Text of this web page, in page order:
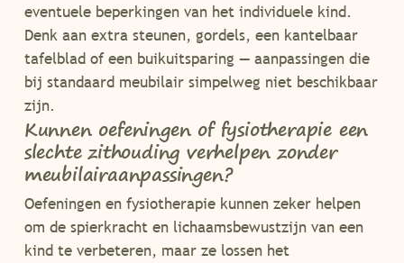
eventuele beperkingen van het individuele kind.
Denk aan extra steunen, gordels, een kantelbaar
tafelblad of een buikuitsparing — aanpassingen die
bij standaard meubilair simpelweg niet beschikbaar
zijn.
Kunnen oefeningen of fysiotherapie een
slechte zithouding verhelpen zonder
meubilairaanpassingen?
Oefeningen en fysiotherapie kunnen zeker helpen
om de spierkracht en lichaamsbewustzijn van een
kind te verbeteren, maar ze lossen het